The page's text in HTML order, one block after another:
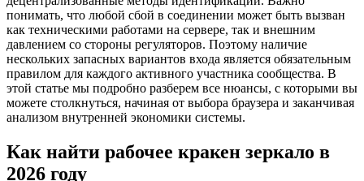
понимать, что любой сбой в соединении может быть вызван
как техническими работами на сервере, так и внешним
давлением со стороны регуляторов. Поэтому наличие
нескольких запасных вариантов входа является обязательным
правилом для каждого активного участника сообщества. В
этой статье мы подробно разберем все нюансы, с которыми вы
можете столкнуться, начиная от выбора браузера и заканчивая
анализом внутренней экономики системы.
Как найти рабочее кракен зеркало в
2026 году